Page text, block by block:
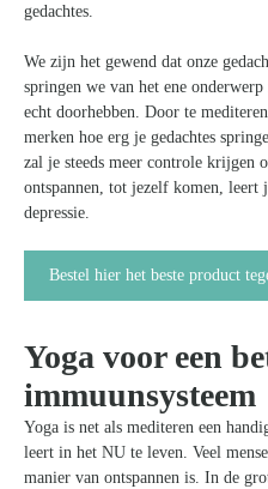
gedachtes.
We zijn het gewend dat onze
springen we van het ene
echt doorhebben. Door te
merken hoe erg je gedachtes
zal je steeds meer controle krijgen
ontspannen, tot jezelf komen, leert
depressie.
Bestel hier het beste product
Yoga voor een
immuunsysteem
Yoga is net als mediteren een
leert in het NU te leven. Veel
manier van ontspannen is. In de